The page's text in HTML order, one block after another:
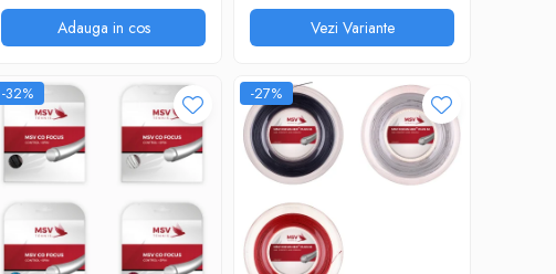
Adauga in cos Vezi Variante
-32% -27%